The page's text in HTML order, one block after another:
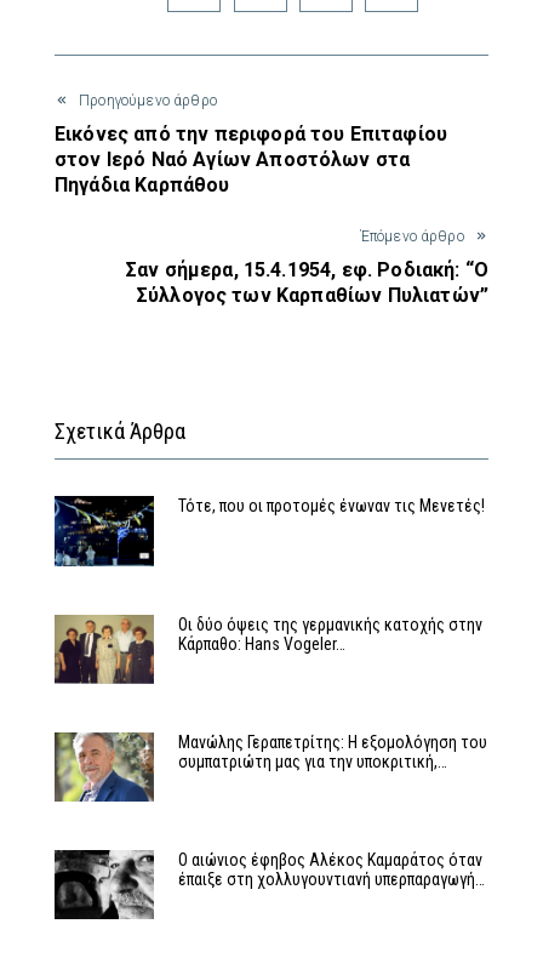
Προηγούμενο άρθρο
Εικόνες από την περιφορά του Επιταφίου
στον Ιερό Ναό Αγίων Αποστόλων στα
Πηγάδια Καρπάθου
Έπόμενο άρθρο
Σαν σήμερα, 15.4.1954, εφ. Ροδιακή: “Ο
Σύλλογος των Καρπαθίων Πυλιατών”
Σχετικά Άρθρα
Τότε, που οι προτομές ένωναν τις Μενετές!
Οι δύο όψεις της γερμανικής κατοχής στην
Κάρπαθο: Hans Vogeler…
Μανώλης Γεραπετρίτης: Η εξομολόγηση του
συμπατριώτη μας για την υποκριτική,…
Ο αιώνιος έφηβος Αλέκος Καμαράτος όταν
έπαιξε στη χολλυγουντιανή υπερπαραγωγή…